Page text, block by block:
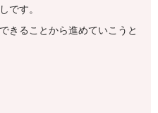
です。
きることから進めていこうと